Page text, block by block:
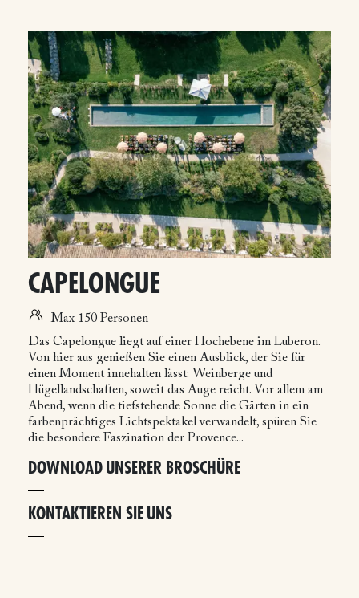
CAPELONGUE
Max 150 Personen
Das Capelongue liegt auf einer Hochebene im Luberon.
Von hier aus genießen Sie einen Ausblick, der Sie für
einen Moment innehalten lässt: Weinberge und
Hügellandschaften, soweit das Auge reicht. Vor allem am
Abend, wenn die tiefstehende Sonne die Gärten in ein
farbenprächtiges Lichtspektakel verwandelt, spüren Sie
die besondere Faszination der Provence...
DOWNLOAD UNSERER BROSCHÜRE
KONTAKTIEREN SIE UNS